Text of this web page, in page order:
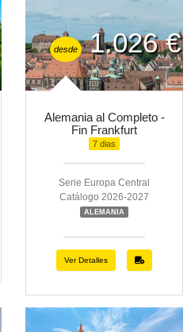
Alemania al Completo -
Fin Frankfurt
7 dias
Serie Europa Central
Catálogo 2026-2027
ALEMANIA
Ver Detalles
desde 1.026 €